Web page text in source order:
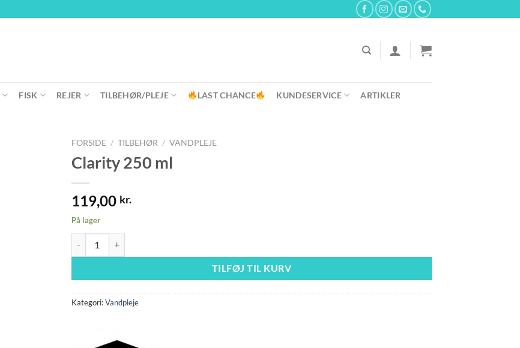
FISK REJER TILBEHØR/PLEJE LAST CHANCE KUNDESERVICE ARTIKLER
FORSIDE / TILBEHØR / VANDPLEJE
Clarity 250 ml
119,00 kr.
På lager
TILFØJ TIL KURV
Kategori:Vandpleje